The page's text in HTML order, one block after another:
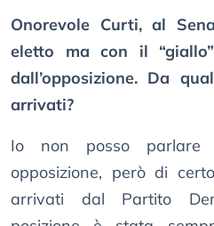
Onorevole Curti, al
eletto ma con il
dall’opposizione. Da
arrivati?
Io non posso
opposizione, però di
arrivati dal Partito